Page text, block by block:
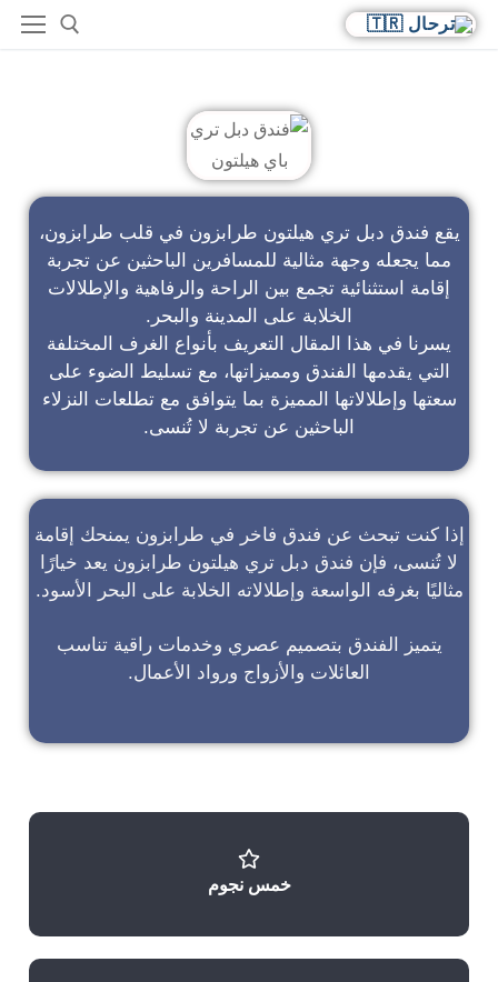
يقع فندق دبل تري هيلتون طرابزون في قلب طرابزون،
مما يجعله وجهة مثالية للمسافرين الباحثين عن تجربة
إقامة استثنائية تجمع بين الراحة والرفاهية والإطلالات
الخلابة على المدينة والبحر.
يسرنا في هذا المقال التعريف بأنواع الغرف المختلفة
التي يقدمها الفندق ومميزاتها، مع تسليط الضوء على
سعتها وإطلالاتها المميزة بما يتوافق مع تطلعات النزلاء
الباحثين عن تجربة لا تُنسى.
إذا كنت تبحث عن فندق فاخر في طرابزون يمنحك إقامة
لا تُنسى، فإن فندق دبل تري هيلتون طرابزون يعد خيارًا
مثاليًا بغرفه الواسعة وإطلالاته الخلابة على البحر الأسود.
يتميز الفندق بتصميم عصري وخدمات راقية تناسب
العائلات والأزواج ورواد الأعمال.
خمس نجوم